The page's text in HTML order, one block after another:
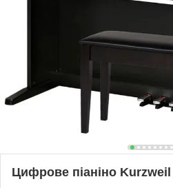
Цифрове піаніно Kurzweil